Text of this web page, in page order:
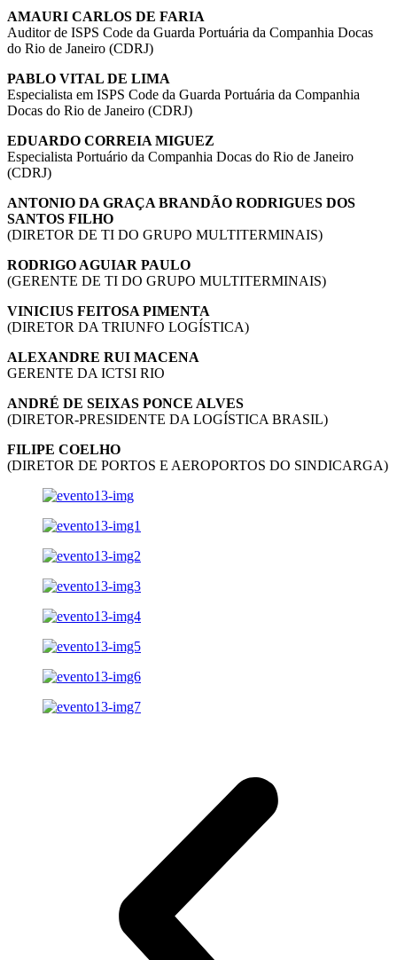
AMAURI CARLOS DE FARIA
Auditor de ISPS Code da Guarda Portuária da Companhia Docas
do Rio de Janeiro (CDRJ)
PABLO VITAL DE LIMA
Especialista em ISPS Code da Guarda Portuária da Companhia
Docas do Rio de Janeiro (CDRJ)
EDUARDO CORREIA MIGUEZ
Especialista Portuário da Companhia Docas do Rio de Janeiro
(CDRJ)
ANTONIO DA GRAÇA BRANDÃO RODRIGUES DOS
SANTOS FILHO
(DIRETOR DE TI DO GRUPO MULTITERMINAIS)
RODRIGO AGUIAR PAULO
(GERENTE DE TI DO GRUPO MULTITERMINAIS)
VINICIUS FEITOSA PIMENTA
(DIRETOR DA TRIUNFO LOGÍSTICA)
ALEXANDRE RUI MACENA
GERENTE DA ICTSI RIO
ANDRÉ DE SEIXAS PONCE ALVES
(DIRETOR-PRESIDENTE DA LOGÍSTICA BRASIL)
FILIPE COELHO
(DIRETOR DE PORTOS E AEROPORTOS DO SINDICARGA)